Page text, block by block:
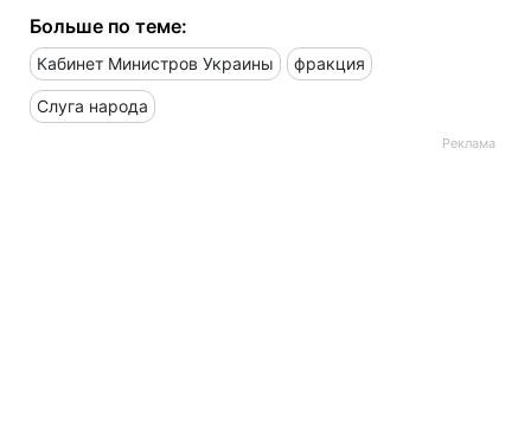
Больше по теме:
Кабинет Министров Украины фракция
Слуга народа